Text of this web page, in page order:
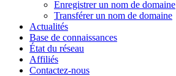
Enregistrer un nom de domaine
Transférer un nom de domaine
Actualités
Base de connaissances
État du réseau
Affiliés
Contactez-nous